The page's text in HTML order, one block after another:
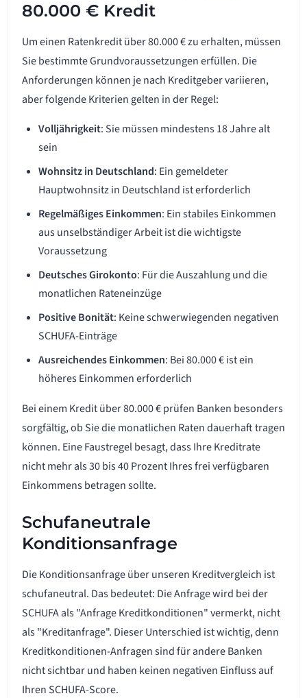
80.000 € Kredit
Um einen Ratenkredit über 80.000 € zu erhalten, müssen
Sie bestimmte Grundvoraussetzungen erfüllen. Die
Anforderungen können je nach Kreditgeber variieren,
aber folgende Kriterien gelten in der Regel:
Volljährigkeit: Sie müssen mindestens 18 Jahre alt
sein
Wohnsitz in Deutschland: Ein gemeldeter
Hauptwohnsitz in Deutschland ist erforderlich
Regelmäßiges Einkommen: Ein stabiles Einkommen
aus unselbständiger Arbeit ist die wichtigste
Voraussetzung
Deutsches Girokonto: Für die Auszahlung und die
monatlichen Rateneinzüge
Positive Bonität: Keine schwerwiegenden negativen
SCHUFA-Einträge
Ausreichendes Einkommen: Bei 80.000 € ist ein
höheres Einkommen erforderlich
Bei einem Kredit über 80.000 € prüfen Banken besonders
sorgfältig, ob Sie die monatlichen Raten dauerhaft tragen
können. Eine Faustregel besagt, dass Ihre Kreditrate
nicht mehr als 30 bis 40 Prozent Ihres frei verfügbaren
Einkommens betragen sollte.
Schufaneutrale
Konditionsanfrage
Die Konditionsanfrage über unseren Kreditvergleich ist
schufaneutral. Das bedeutet: Die Anfrage wird bei der
SCHUFA als "Anfrage Kreditkonditionen" vermerkt, nicht
als "Kreditanfrage". Dieser Unterschied ist wichtig, denn
Kreditkonditionen-Anfragen sind für andere Banken
nicht sichtbar und haben keinen negativen Einfluss auf
Ihren SCHUFA-Score.